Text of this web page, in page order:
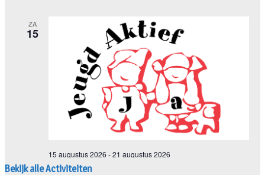
Bekijk alle Activiteiten